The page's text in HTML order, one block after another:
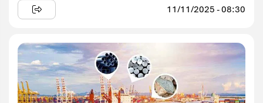
11/11/2025 - 08:30